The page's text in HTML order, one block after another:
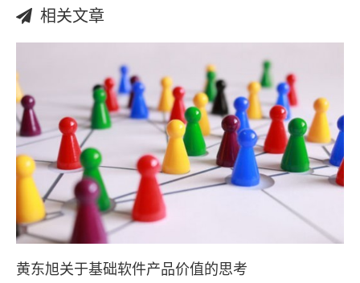
相关文章
黄东旭关于基础软件产品价值的思考